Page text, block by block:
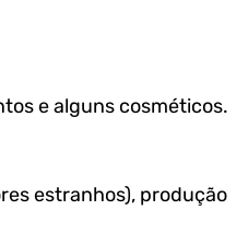
e alguns cosméticos.
estranhos), produção